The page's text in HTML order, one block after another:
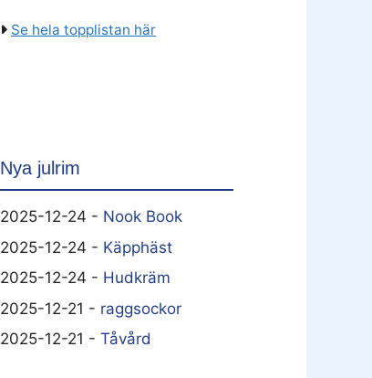
Se hela topplistan här
Nya julrim
2025-12-24 - Nook Book
2025-12-24 - Käpphäst
2025-12-24 - Hudkräm
2025-12-21 - raggsockor
2025-12-21 - Tåvård